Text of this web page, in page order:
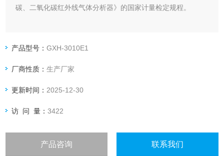
碳、二氧化碳红外线气体分析器》的国家计量检定规程。
得中国计量科学研究院的二级检定证书。
产品型号：GXH-3010E1
厂商性质：生产厂家
更新时间： 2025-12-30
访 问 量：3422
产品咨询 联系我们